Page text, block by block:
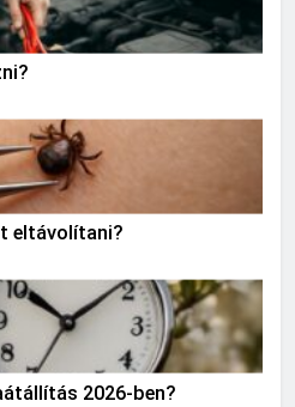
eltávolítani?
2026-ben?